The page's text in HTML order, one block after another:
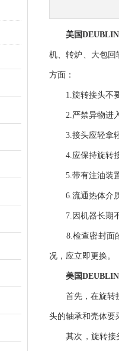
美国
机、转炉、大包
方面：
1.旋转接头不
2.严禁异物进
3.接头应轻拿轻
4.应保持旋转接
5.带有注油装置
6.流通热体介质
7.因机器长期不
8.检查密封面的
况，应立即更换。
美国
首先，在旋转接
头的轴承和壳体要
其次，旋转接头